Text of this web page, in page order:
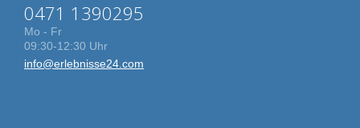
0471 1390295
Mo - Fr
09:30-12:30 Uhr
info@erlebnisse24.com